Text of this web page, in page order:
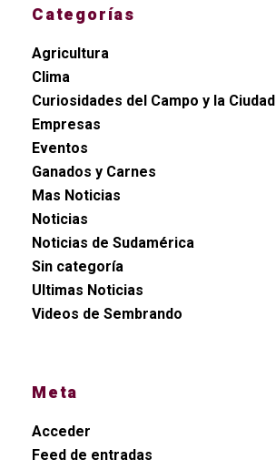
Categorías
Agricultura
Clima
Curiosidades del Campo y la Ciudad
Empresas
Eventos
Ganados y Carnes
Mas Noticias
Noticias
Noticias de Sudamérica
Sin categoría
Ultimas Noticias
Videos de Sembrando
Meta
Acceder
Feed de entradas